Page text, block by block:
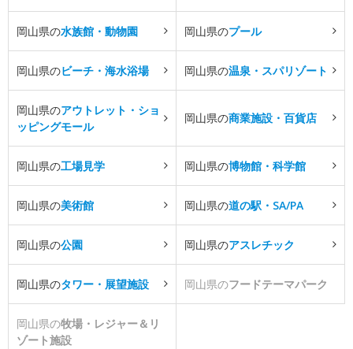
岡山県の水族館・動物園 岡山県のプール
岡山県のビーチ・海水浴場 岡山県の温泉・スパリゾート
岡山県のアウトレット・ショ
ッピングモール
岡山県の商業施設・百貨店
岡山県の工場見学 岡山県の博物館・科学館
岡山県の美術館 岡山県の道の駅・SA/PA
岡山県の公園 岡山県のアスレチック
岡山県のタワー・展望施設 岡山県のフードテーマパーク
岡山県の牧場・レジャー＆リ
ゾート施設